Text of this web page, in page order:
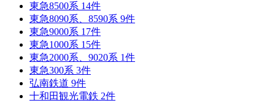
東急8500系 14件
東急8090系、8590系 9件
東急9000系 17件
東急1000系 15件
東急2000系、9020系 1件
東急300系 3件
弘南鉄道 9件
十和田観光電鉄 2件